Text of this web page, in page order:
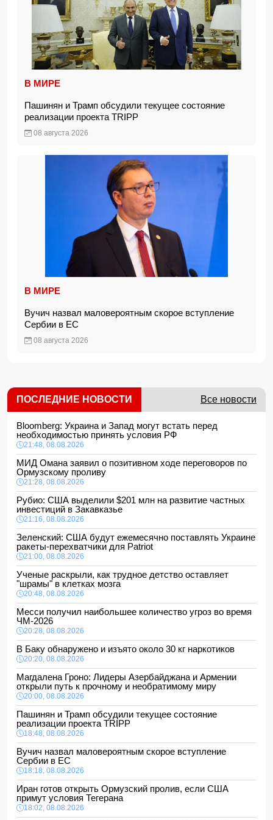
В МИРЕ
Пашинян и Трамп обсудили текущее состояние
реализации проекта TRIPP
08 августа 2026
В МИРЕ
Вучич назвал маловероятным скорое вступление
Сербии в ЕС
08 августа 2026
ПОСЛЕДНИЕ НОВОСТИ Все новости
Bloomberg: Украина и Запад могут встать перед
необходимостью принять условия РФ
21:48, 08.08.2026
МИД Омана заявил о позитивном ходе переговоров по
Ормузскому проливу
21:28, 08.08.2026
Рубио: США выделили $201 млн на развитие частных
инвестиций в Закавказье
21:16, 08.08.2026
Зеленский: США будут ежемесячно поставлять Украине
ракеты-перехватчики для Patriot
21:00, 08.08.2026
Ученые раскрыли, как трудное детство оставляет
"шрамы" в клетках мозга
20:48, 08.08.2026
Месси получил наибольшее количество угроз во время
ЧМ-2026
20:28, 08.08.2026
В Баку обнаружено и изъято около 30 кг наркотиков
20:20, 08.08.2026
Магдалена Гроно: Лидеры Азербайджана и Армении
открыли путь к прочному и необратимому миру
20:00, 08.08.2026
Пашинян и Трамп обсудили текущее состояние
реализации проекта TRIPP
18:48, 08.08.2026
Вучич назвал маловероятным скорое вступление
Сербии в ЕС
18:18, 08.08.2026
Иран готов открыть Ормузский пролив, если США
примут условия Тегерана
18:02, 08.08.2026